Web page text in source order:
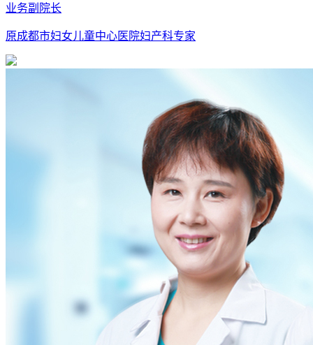
业务副院长
原成都市妇女儿童中心医院妇产科专家